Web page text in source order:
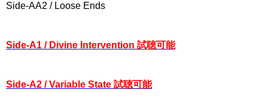
Side-AA2 / Loose Ends
Side-A1 / Divine Intervention 試聴可能
Side-A2 / Variable State 試聴可能